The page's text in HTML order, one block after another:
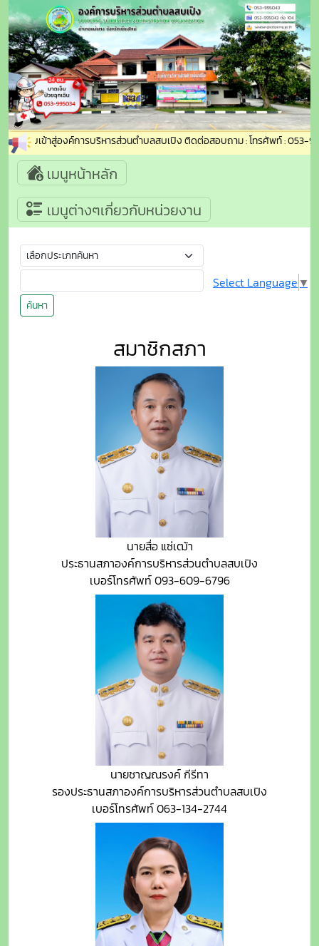
ข้าสู่องค์การบริหารส่วนตำบลสบเปิง ติดต่อสอบถาม : โทรศัพท์ : 053-995043
เมนูหน้าหลัก
เมนูต่างๆเกี่ยวกับหน่วยงาน
ค้นหา
Select Language ▼
สมาชิกสภา
นายสื่อ แซ่เฒ้า
ประธานสภาองค์การบริหารส่วนตำบลสบเปิง
เบอร์โทรศัพท์ 093-609-6796
นายชาญณรงค์ กีรีทา
รองประธานสภาองค์การบริหารส่วนตำบลสบเปิง
เบอร์โทรศัพท์ 063-134-2744